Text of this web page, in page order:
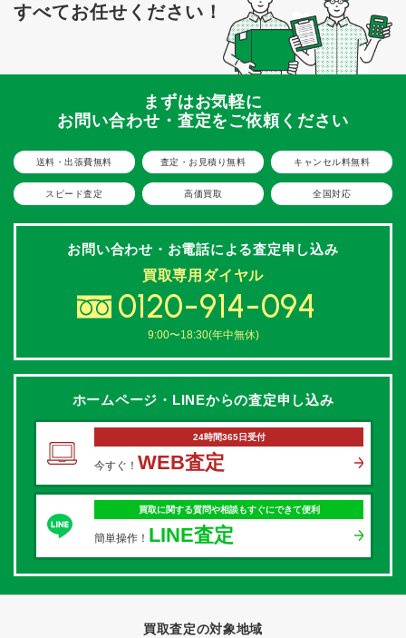
すべてお任せください！
まずはお気軽に
お問い合わせ・査定をご依頼ください
送料・出張費無料 査定・お見積り無料 キャンセル料無料
スピード査定 高価買取 全国対応
お問い合わせ・お電話による査定申し込み
買取専用ダイヤル
0120-914-094
9:00〜18:30(年中無休)
ホームページ・LINEからの査定申し込み
24時間365日受付
今すぐ！ WEB査定
買取に関する質問や相談もすぐにできて便利
簡単操作！ LINE査定
買取査定の対象地域